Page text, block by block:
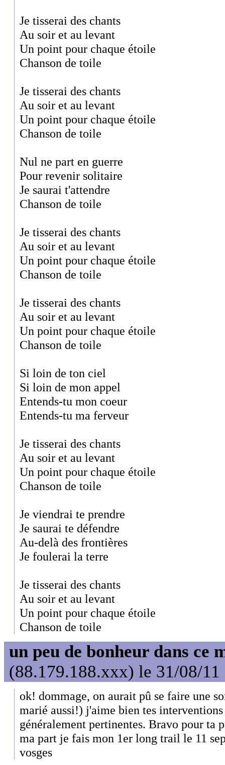
Je tisserai des chants
Au soir et au levant
Un point pour chaque étoile
Chanson de toile
Je tisserai des chants
Au soir et au levant
Un point pour chaque étoile
Chanson de toile
Nul ne part en guerre
Pour revenir solitaire
Je saurai t'attendre
Chanson de toile
Je tisserai des chants
Au soir et au levant
Un point pour chaque étoile
Chanson de toile
Je tisserai des chants
Au soir et au levant
Un point pour chaque étoile
Chanson de toile
Si loin de ton ciel
Si loin de mon appel
Entends-tu mon coeur
Entends-tu ma ferveur
Je tisserai des chants
Au soir et au levant
Un point pour chaque étoile
Chanson de toile
Je viendrai te prendre
Je saurai te défendre
Au-delà des frontières
Je foulerai la terre
Je tisserai des chants
Au soir et au levant
Un point pour chaque étoile
Chanson de toile
un peu de bonheur dans ce
(88.179.188.xxx) le 31/08/11
ok! dommage, on aurait pû se faire une
marié aussi!) j'aime bien tes
généralement pertinentes. Bravo pour ta
ma part je fais mon 1er long trail le 11
vosges